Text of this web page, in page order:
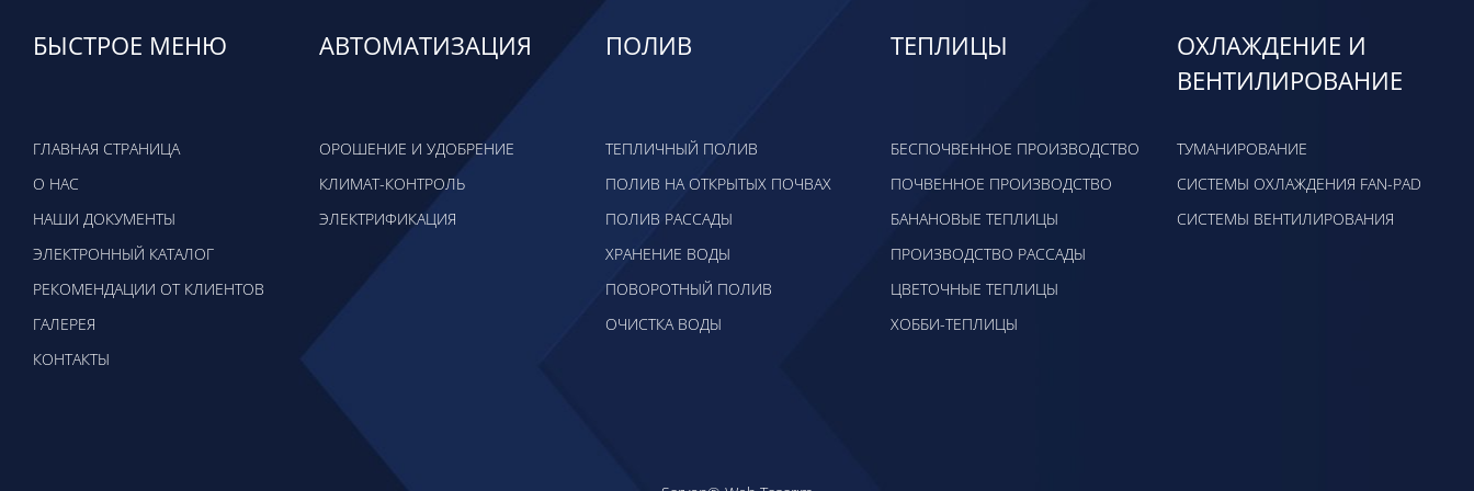
БЫСТРОЕ МЕНЮ
ГЛАВНАЯ СТРАНИЦА
О НАС
НАШИ ДОКУМЕНТЫ
ЭЛЕКТРОННЫЙ КАТАЛОГ
РЕКОМЕНДАЦИИ ОТ КЛИЕНТОВ
ГАЛЕРЕЯ
КОНТАКТЫ
АВТОМАТИЗАЦИЯ
ОРОШЕНИЕ И УДОБРЕНИЕ
КЛИМАТ-КОНТРОЛЬ
ЭЛЕКТРИФИКАЦИЯ
ПОЛИВ
ТЕПЛИЧНЫЙ ПОЛИВ
ПОЛИВ НА ОТКРЫТЫХ ПОЧВАХ
ПОЛИВ РАССАДЫ
ХРАНЕНИЕ ВОДЫ
ПОВОРОТНЫЙ ПОЛИВ
ОЧИСТКА ВОДЫ
ТЕПЛИЦЫ
БЕСПОЧВЕННОЕ ПРОИЗВОДСТВО
ПОЧВЕННОЕ ПРОИЗВОДСТВО
БАНАНОВЫЕ ТЕПЛИЦЫ
ПРОИЗВОДСТВО РАССАДЫ
ЦВЕТОЧНЫЕ ТЕПЛИЦЫ
ХОББИ-ТЕПЛИЦЫ
ОХЛАЖДЕНИЕ И
ВЕНТИЛИРОВАНИЕ
ТУМАНИРОВАНИЕ
CИСТЕМЫ ОХЛАЖДЕНИЯ FAN-PAD
СИСТЕМЫ ВЕНТИЛИРОВАНИЯ